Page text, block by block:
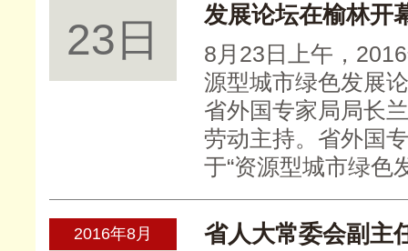
23日
发展论坛在榆林开
8月23日上午，
源型城市绿色发展
省外国专家局局长
劳动主持。省外国
于“资源型城市绿色
2016年8月
省人大常委会副主